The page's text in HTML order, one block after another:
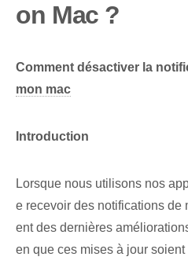
on Mac ?
Comment désactiver la
mon mac
Introduction
Lorsque nous utilisons nos
e recevoir des notifications de
ent des dernières
en que ces mises à jour